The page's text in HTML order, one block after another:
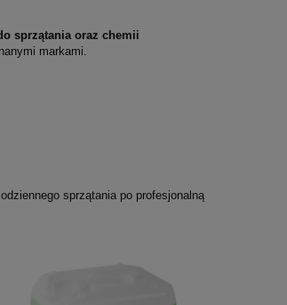
sprzątania oraz chemii
markami.
sprzątania po profesjonalną